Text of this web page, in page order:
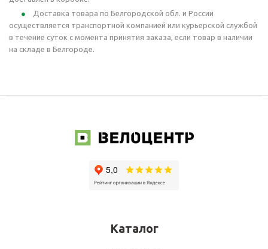
Доставка товара по Белгородской обл. и России
осуществляется транспортной компанией или курьерской службой
в течение суток с момента принятия заказа, если товар в наличии
на складе в Белгороде.
Каталог